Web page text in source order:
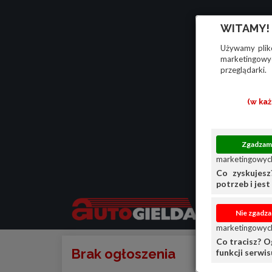
WITAMY!
Używamy
przeglądarki.
(w
Co
potrzeb i jest
Co tracisz?
funkcji
Brak ogłoszenia